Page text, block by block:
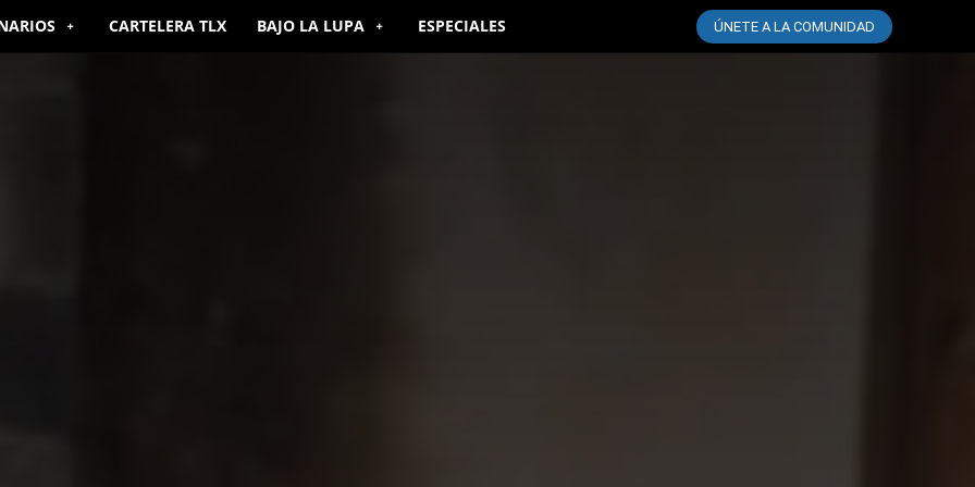
CARTELERA TLX BAJO LA LUPA ESPECIALES ÚNETE A LA COMUNIDAD